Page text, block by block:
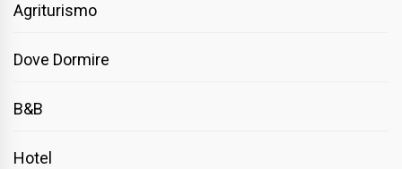
Agriturismo
Dove Dormire
B&B
Hotel